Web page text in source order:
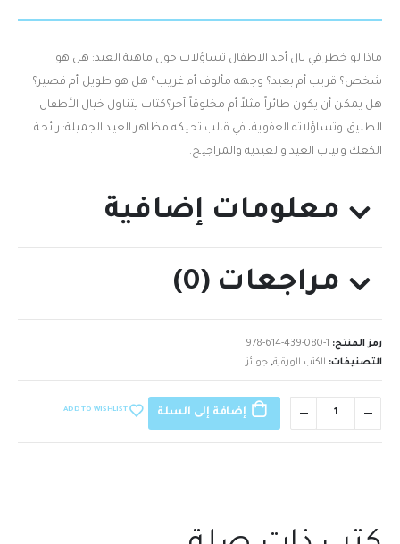
ماذا لو خطر في بال أحد الاطفال تساؤلات حول ماهية العيد: هل هو
شخص؟ قريب أم بعيد؟ وجهه مألوف أم غريب؟ هل هو طويل أم قصير؟
هل يمكن أن يكون طائراً مثلاً أم مخلوقاً آخر؟كتاب يتناول خيال الأطفال
الطليق وتساؤلاته العفوية، في قالب تحيكه مظاهر العيد الجميلة: رائحة
الكعك وثياب العيد والعيدية والمراجيح.
معلومات إضافية
مراجعات (0)
رمز المنتج: 978-614-439-080-1
التصنيفات: الكتب الورقية, جوائز
إضافة إلى السلة ADD TO WISHLIST